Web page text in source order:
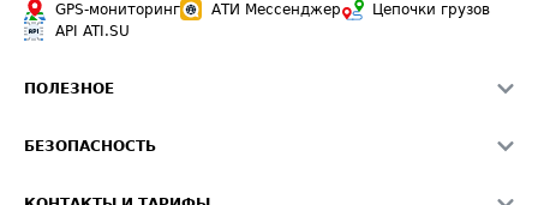
GPS-мониторинг
АТИ Мессенджер
Цепочки грузов
API ATI.SU
ПОЛЕЗНОЕ
Звезды ATI.SU на вашем сайте
БЕЗОПАСНОСТЬ